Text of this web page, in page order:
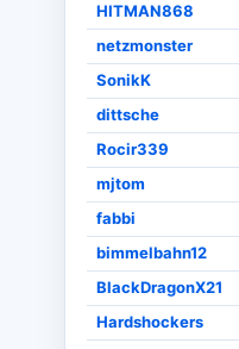
HITMAN868
netzmonster
SonikK
dittsche
Rocir339
mjtom
fabbi
bimmelbahn12
BlackDragonX21
Hardshockers